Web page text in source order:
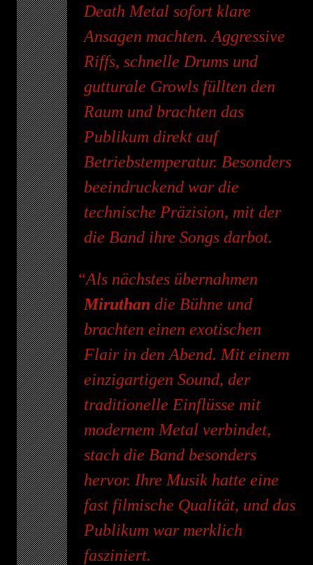
Death Metal sofort klare
Ansagen machten. Aggressive
Riffs, schnelle Drums und
gutturale Growls füllten den
Raum und brachten das
Publikum direkt auf
Betriebstemperatur. Besonders
beeindruckend war die
technische Präzision, mit der
die Band ihre Songs darbot.
Als nächstes übernahmen
Miruthan die Bühne und
brachten einen exotischen
Flair in den Abend. Mit einem
einzigartigen Sound, der
traditionelle Einflüsse mit
modernem Metal verbindet,
stach die Band besonders
hervor. Ihre Musik hatte eine
fast filmische Qualität, und das
Publikum war merklich
fasziniert.